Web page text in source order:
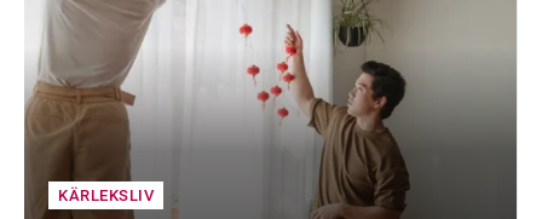
KÄRLEKSLIV